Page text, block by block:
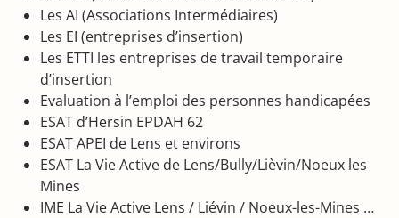
Les AI (Associations Intermédiaires)
Les EI (entreprises d’insertion)
Les ETTI les entreprises de travail temporaire
d’insertion
Evaluation à l’emploi des personnes handicapées
ESAT d’Hersin EPDAH 62
ESAT APEI de Lens et environs
ESAT La Vie Active de Lens/Bully/Lièvin/Noeux les
Mines
IME La Vie Active Lens / Liévin / Noeux-les-Mines …